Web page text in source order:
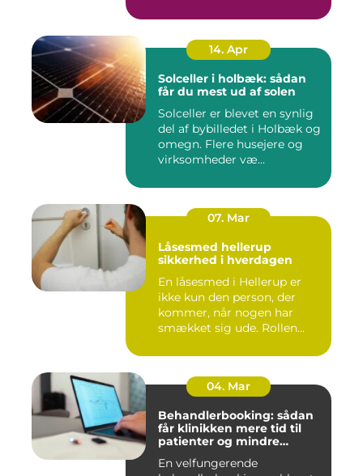
14. Apr
Solceller i holbæk: sådan
får du mest ud af solen
Solceller er blevet en synlig
del af bybilledet i Holbæk og
omegn. Flere husejere og
virksomheder væ...
07. Mar
Låsesmed hellerup
sikkerhed i hverdagen
En låsesmed i Hellerup er
ikke kun den person, der
kommer, når nogen har
smækket sig ude. Rollen
04. Mar
Behandlerbooking: sådan
får klinikken mere tid til
patienter og mindre
En velfungerende